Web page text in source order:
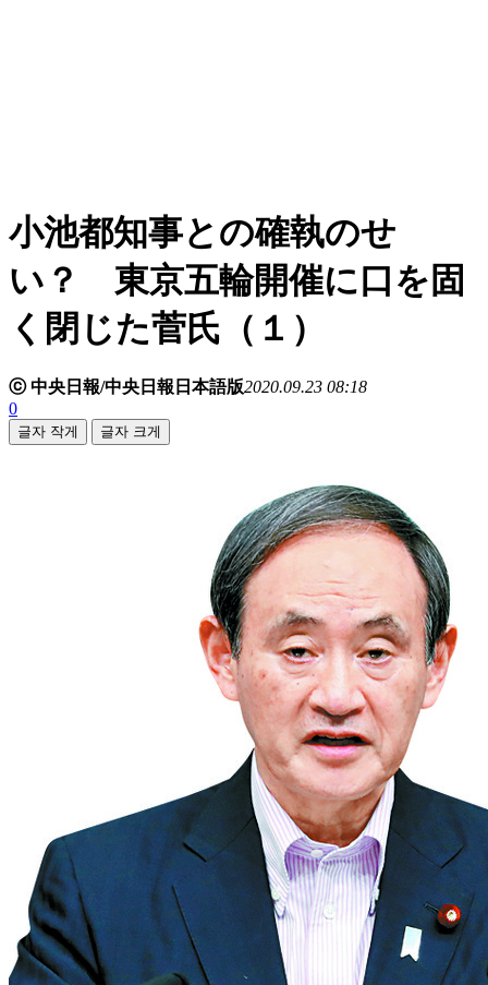
小池都知事との確執のせ
い？ 東京五輪開催に口を固
く閉じた菅氏（１）
ⓒ 中央日報/中央日報日本語版2020.09.23 08:18
0
글자 작게 글자 크게